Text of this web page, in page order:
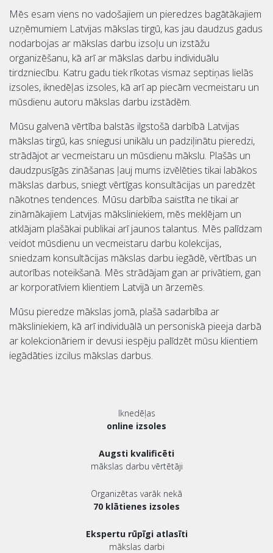
Mēs esam viens no vadošajiem un pieredzes bagātākajiem
uzņēmumiem Latvijas mākslas tirgū, kas jau daudzus gadus
nodarbojas ar mākslas darbu izsoļu un izstāžu
organizēšanu, kā arī ar mākslas darbu individuālu
tirdzniecību. Katru gadu tiek rīkotas vismaz septiņas lielās
izsoles, iknedēļas izsoles, kā arī ap piecām vecmeistaru un
mūsdienu autoru mākslas darbu izstādēm.
Mūsu galvenā vērtība balstās ilgstošā darbībā Latvijas
mākslas tirgū, kas sniegusi unikālu un padziļinātu pieredzi,
strādājot ar vecmeistaru un mūsdienu mākslu. Plašās un
daudzpusīgās zināšanas ļauj mums izvēlēties tikai labākos
mākslas darbus, sniegt vērtīgas konsultācijas un paredzēt
nākotnes tendences. Mūsu darbība saistīta ne tikai ar
zināmākajiem Latvijas māksliniekiem, mēs meklējam un
atklājam plašākai publikai arī jaunos talantus. Mēs palīdzam
veidot mūsdienu un vecmeistaru darbu kolekcijas,
sniedzam konsultācijas mākslas darbu iegādē, vērtības un
autorības noteikšanā. Mēs strādājam gan ar privātiem, gan
ar korporatīviem klientiem Latvijā un ārzemēs.
Mūsu pieredze mākslas jomā, plašā sadarbība ar
māksliniekiem, kā arī individuālā un personiskā pieeja darbā
ar kolekcionāriem ir devusi iespēju palīdzēt mūsu klientiem
iegādāties izcilus mākslas darbus.
Iknedēļas
online izsoles
Augsti kvalificēti
mākslas darbu vērtētāji
Organizētas varāk nekā
70 klātienes izsoles
Ekspertu rūpīgi atlasīti
mākslas darbi